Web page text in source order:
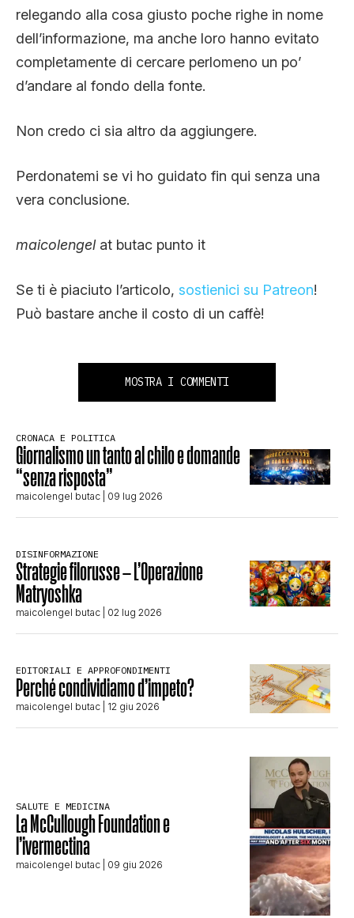
relegando alla cosa giusto poche righe in nome
dell’informazione, ma anche loro hanno evitato
completamente di cercare perlomeno un po’
d’andare al fondo della fonte.
Non credo ci sia altro da aggiungere.
Perdonatemi se vi ho guidato fin qui senza una
vera conclusione.
maicolengelat butac punto it
Se ti è piaciuto l’articolo, sostienici su Patreon!
Può bastare anche il costo di un caffè!
MOSTRA I COMMENTI
CRONACA E POLITICA
Giornalismo un tanto al chilo e domande
“senza risposta”
maicolengel butac | 09 lug 2026
DISINFORMAZIONE
Strategie filorusse – L’Operazione
Matryoshka
maicolengel butac | 02 lug 2026
EDITORIALI E APPROFONDIMENTI
Perché condividiamo d’impeto?
maicolengel butac | 12 giu 2026
SALUTE E MEDICINA
La McCullough Foundation e
l’ivermectina
maicolengel butac | 09 giu 2026